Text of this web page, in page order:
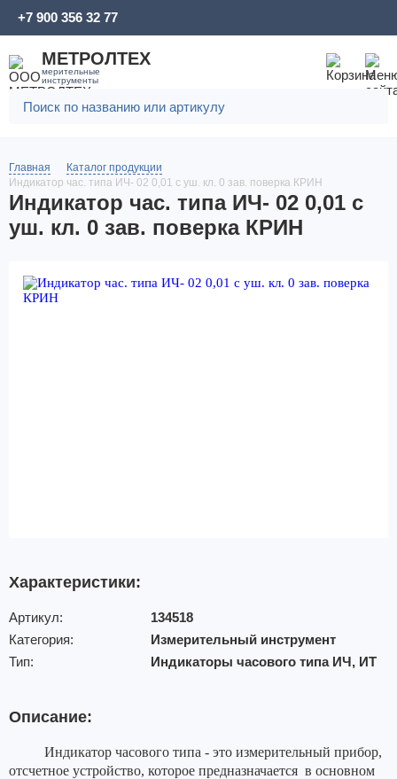
МЕТРОЛТЕХ
мерительные
инструменты
+7 900 356 32 77
Главная
Каталог продукции
Индикатор час. типа ИЧ- 02 0,01 с уш. кл. 0 зав. поверка КРИН
Индикатор час. типа ИЧ- 02 0,01 с
уш. кл. 0 зав. поверка КРИН
Характеристики:
Артикул:
134518
Категория:
Измерительный инструмент
Тип:
Индикаторы часового типа ИЧ, ИТ
Описание:
Индикатор часового типа - это измерительный прибор,
отсчетное устройство, которое предназначается в основном